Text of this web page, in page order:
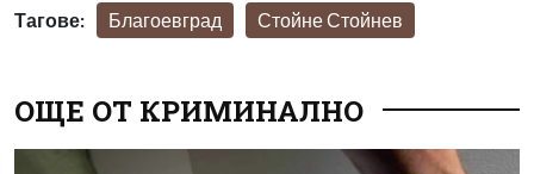
Тагове: Благоевград Стойне Стойнев
ОЩЕ ОТ КРИМИНАЛНО